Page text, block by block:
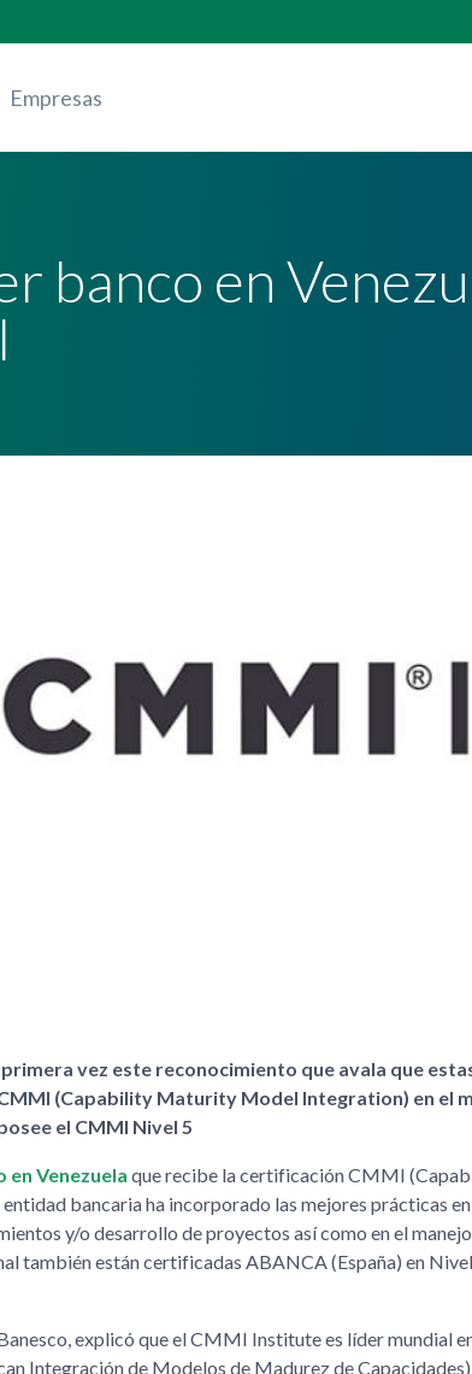
Empresas
banco en
vez este reconocimiento que avala que
(Capability Maturity Model Integration) en el
el CMMI Nivel 5
en Venezuela que recibe la certificación CMMI
bancaria ha incorporado las mejores prácticas
y/o desarrollo de proyectos así como en el
también están certificadas ABANCA (España) en Nivel
explicó que el CMMI Institute es líder mundial
Integración de Modelos de Madurez de Capacidades)